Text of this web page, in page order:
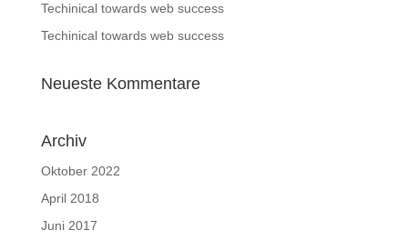
Techinical towards web success
Techinical towards web success
Neueste Kommentare
Archiv
Oktober 2022
April 2018
Juni 2017